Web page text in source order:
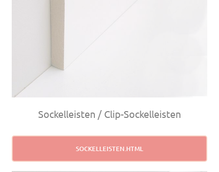
Sockelleisten / Clip-Sockelleisten
SOCKELLEISTEN.HTML